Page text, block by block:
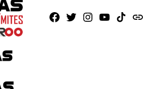
Facebook
X Instagram
YoutubeTikTokissuu